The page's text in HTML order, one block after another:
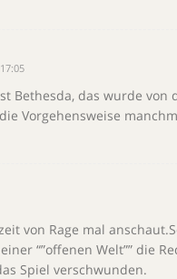
Bethesda, das wurde von
Vorgehensweise
von Rage mal
“”offenen Welt”” die
Spiel verschwunden.